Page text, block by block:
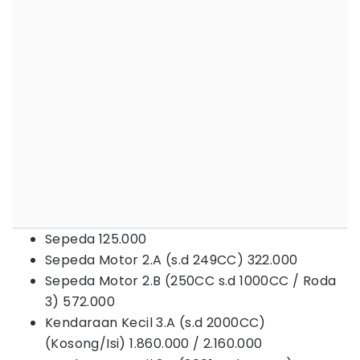
Sepeda 125.000
Sepeda Motor 2.A (s.d 249CC) 322.000
Sepeda Motor 2.B (250CC s.d 1000CC / Roda
3) 572.000
Kendaraan Kecil 3.A (s.d 2000CC)
(Kosong/Isi) 1.860.000 / 2.160.000